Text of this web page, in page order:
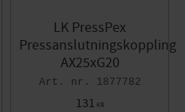
LK PressPex
Pressanslutningskoppling
AX25xG20
1877782
131 KR